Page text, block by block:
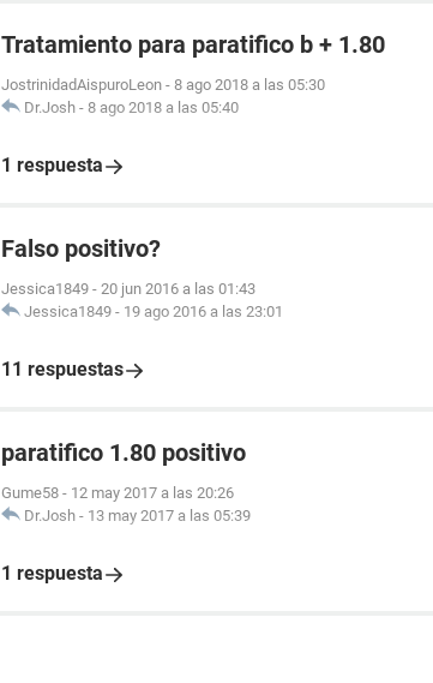
Tratamiento para paratifico b + 1.80
JostrinidadAispuroLeon - 8 ago 2018 a las 05:30
Dr.Josh - 8 ago 2018 a las 05:40
1 respuesta
Falso positivo?
Jessica1849 - 20 jun 2016 a las 01:43
Jessica1849 - 19 ago 2016 a las 23:01
11 respuestas
paratifico 1.80 positivo
Gume58 - 12 may 2017 a las 20:26
Dr.Josh - 13 may 2017 a las 05:39
1 respuesta